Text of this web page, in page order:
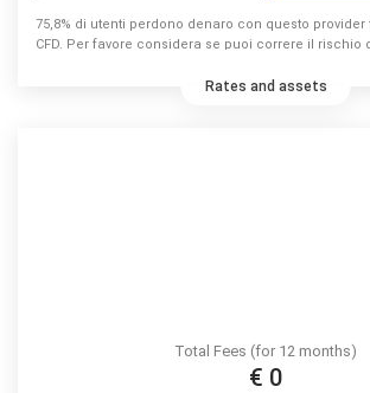
75,8% di utenti perdono denaro con questo
CFD. Per favore considera se puoi correre il rischio
Rates and assets
Total Fees (for 12 months)
€ 0